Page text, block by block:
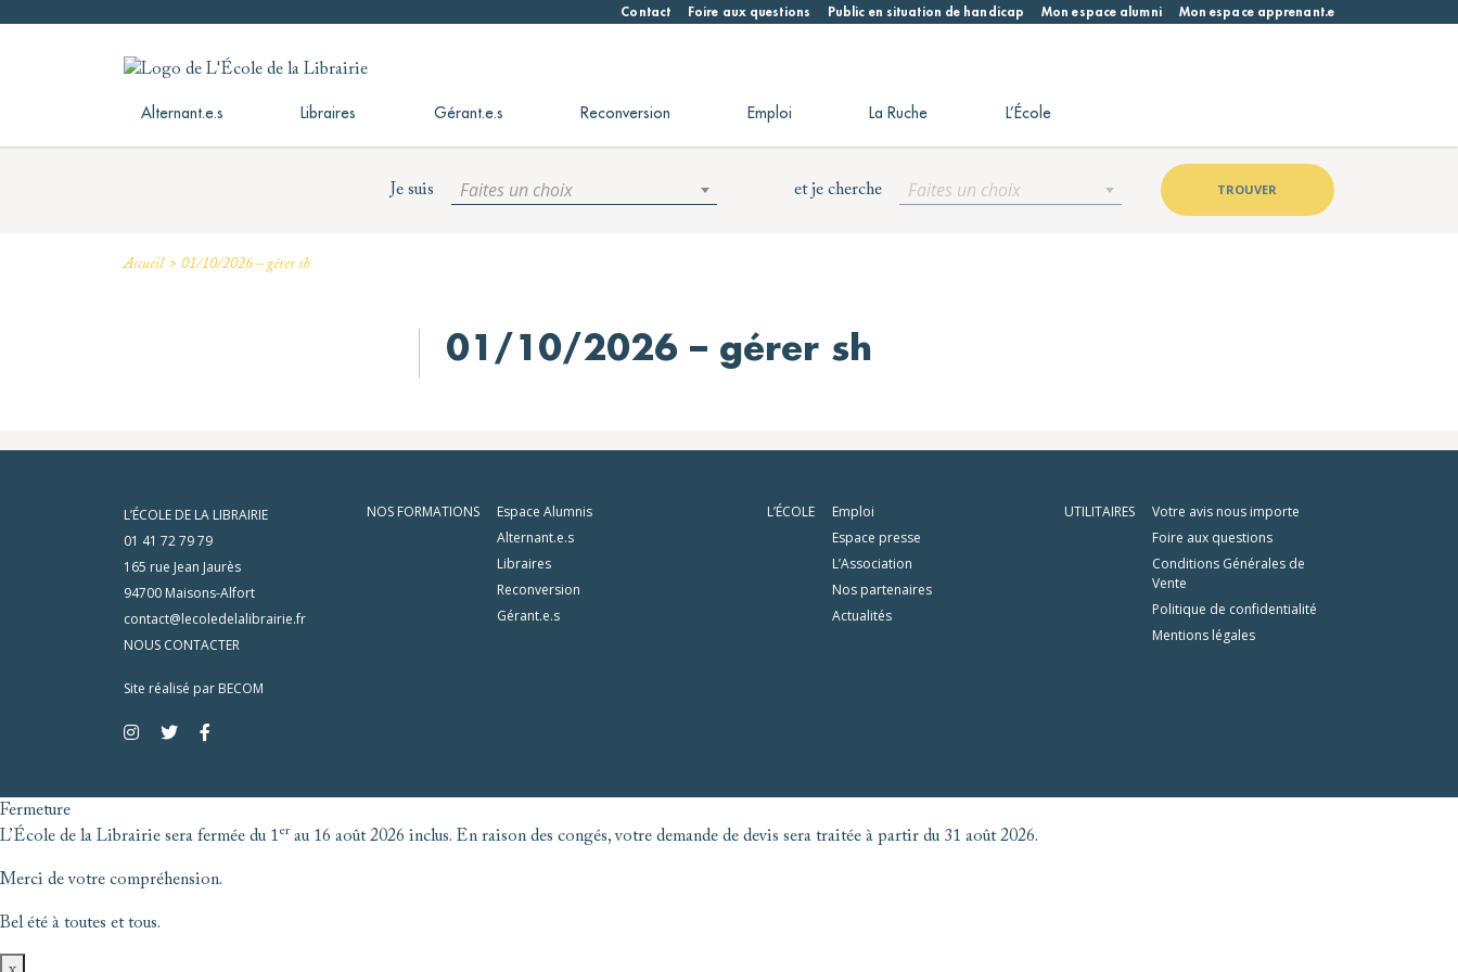
Contact Foire aux questions Public en situation de handicap Mon espace alumni Mon espace apprenant.e
L'École de la Librairie
L'École de la Librairie – INFL
Alternant.e.s Libraires Gérant.e.s Reconversion Emploi La Ruche L’École
Je suis Faites un choix et je cherche Faites un choix TROUVER
Accueil> 01/10/2026 – gérer sh
01/10/2026 – gérer sh
L’ÉCOLE DE LA LIBRAIRIE
01 41 72 79 79
165 rue Jean Jaurès
94700 Maisons-Alfort
contact@lecoledelalibrairie.fr
NOUS CONTACTER
Site réalisé par BECOM
NOS FORMATIONS
Espace Alumnis
Alternant.e.s
Libraires
Reconversion
Gérant.e.s
L’ÉCOLE
Emploi
Espace presse
L’Association
Nos partenaires
Actualités
UTILITAIRES
Votre avis nous importe
Foire aux questions
Conditions Générales de
Vente
Politique de confidentialité
Mentions légales
Fermeture
L’École de la Librairie sera fermée du 1er au 16 août 2026 inclus. En raison des congés, votre demande de devis sera traitée à partir du 31 août 2026.
Merci de votre compréhension.
Bel été à toutes et tous.